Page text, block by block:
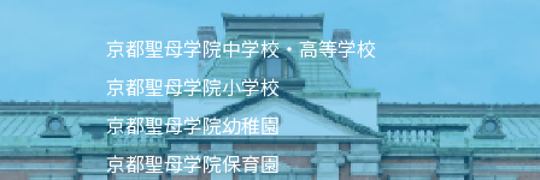
京都聖母学院中学校・高等学校
京都聖母学院小学校
京都聖母学院幼稚園
京都聖母学院保育園